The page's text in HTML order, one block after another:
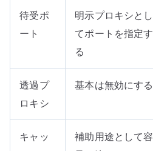
待受ポ
ート
明示プロキシとし
てポートを指定す
る
透過プ
ロキシ
基本は無効にする
キャッ
補助用途として容